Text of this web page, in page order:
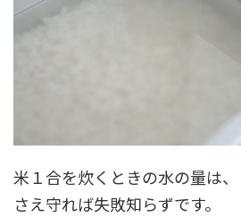
米１合を炊くときの水の量は
さえ守れば失敗知らずです。